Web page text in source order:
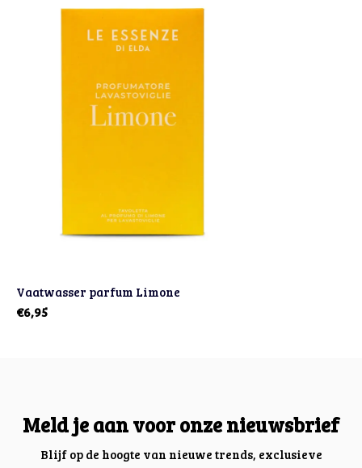
Vaatwasser parfum Limone
€6,95
Meld je aan voor onze nieuwsbrief
Blijf op de hoogte van nieuwe trends, exclusieve